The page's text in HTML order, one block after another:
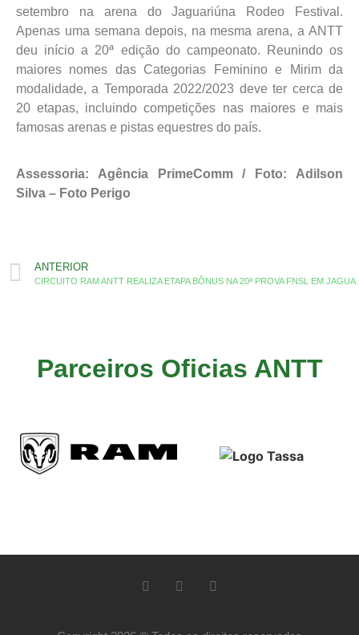
setembro na arena do Jaguariúna Rodeo Festival.
Apenas uma semana depois, na mesma arena, a ANTT
deu início a 20ª edição do campeonato. Reunindo os
maiores nomes das Categorias Feminino e Mirim da
modalidade, a Temporada 2022/2023 deve ter cerca de
20 etapas, incluindo competições nas maiores e mais
famosas arenas e pistas equestres do país.
Assessoria: Agência PrimeComm / Foto: Adilson
Silva – Foto Perigo
ANTERIOR
Parceiros Oficias ANTT